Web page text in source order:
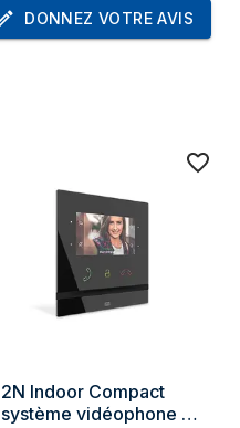
DONNEZ VOTRE AVIS
2N Indoor Compact
système vidéophone